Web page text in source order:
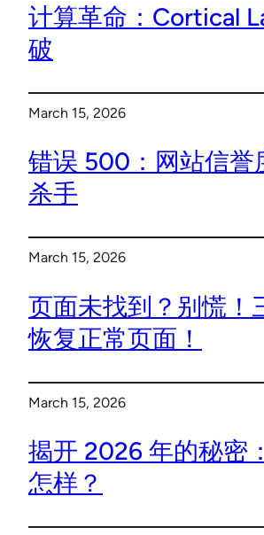
计算革命：Cortical
破
March 15, 2026
错误 500：网站信誉
杀手
March 15, 2026
页面未找到？别慌！
恢复正常页面！
March 15, 2026
揭开 2026 年的秘密
怎样？